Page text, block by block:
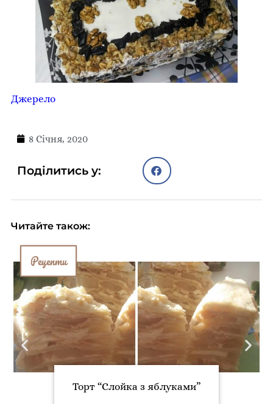
Джерело
8 Січня, 2020
Поділитись у:
Читайте також:
Рецепти
Торт “Слойка з яблуками”